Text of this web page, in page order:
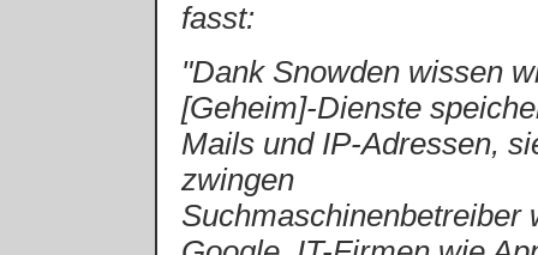
fasst:
"Dank Snowden wissen
[Geheim]-Dienste
Mails und IP-Adressen,
zwingen
Suchmaschinenbetreiber